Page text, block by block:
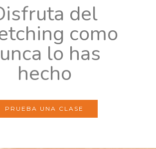
del
como
lo has
hecho
PRUEBA UNA CLASE